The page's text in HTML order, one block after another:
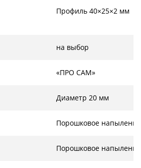
Профиль 40×25×2 мм
на выбор
«ПРО САМ»
Диаметр 20 мм
Порошковое напыление
Порошковое напыление